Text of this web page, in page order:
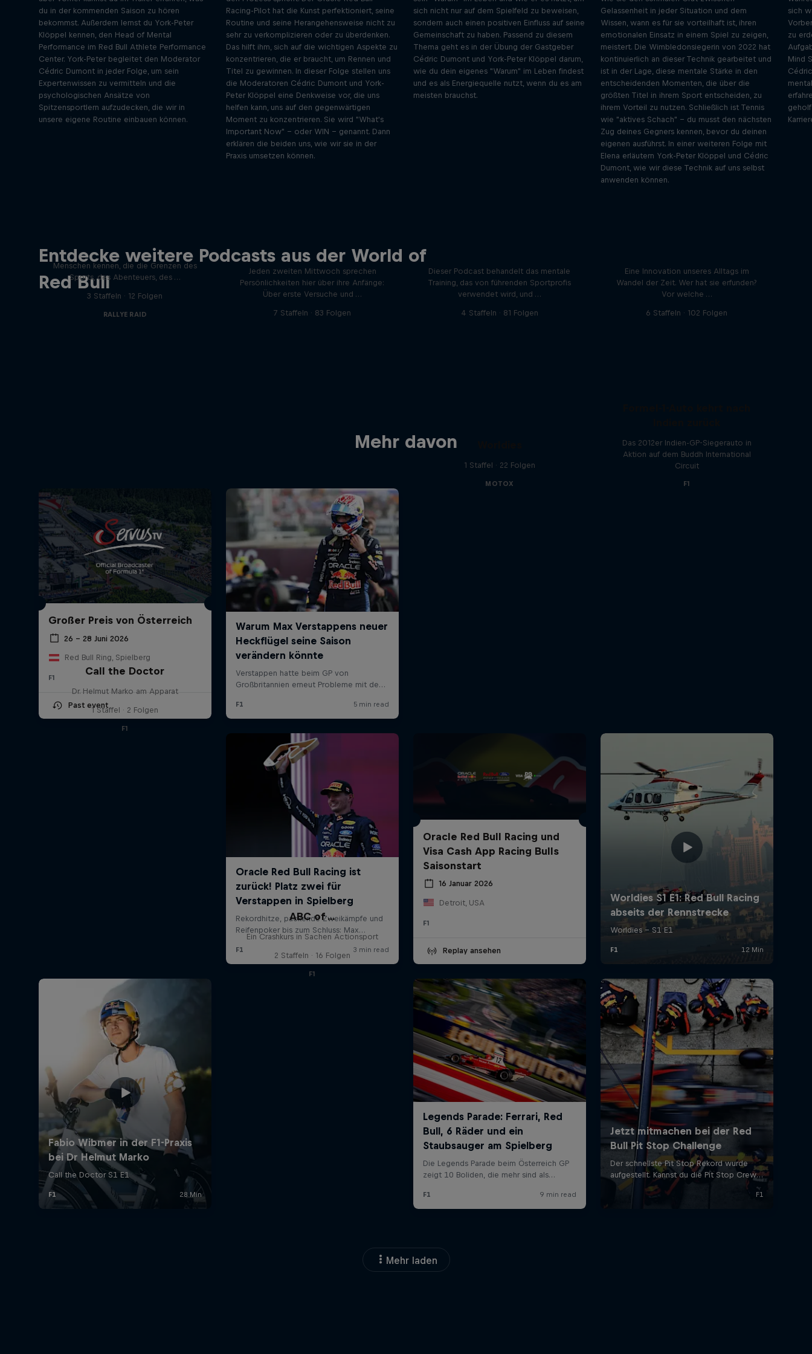
du in der kommenden Saison zu hören
bekommst. Außerdem lernst du York-Peter
Klöppel kennen, den Head of Mental
Performance im Red Bull Athlete Performance
Center. York-Peter begleitet den Moderator
Cédric Dumont in jeder Folge, um sein
Expertenwissen zu vermitteln und die
psychologischen Ansätze von
Spitzensportlern aufzudecken, die wir in
unsere eigene Routine einbauen können.
Racing-Pilot hat die Kunst perfektioniert, seine
Routine und seine Herangehensweise nicht zu
sehr zu verkomplizieren oder zu überdenken.
Das hilft ihm, sich auf die wichtigen Aspekte zu
konzentrieren, die er braucht, um Rennen und
Titel zu gewinnen. In dieser Folge stellen uns
die Moderatoren Cédric Dumont und York-
Peter Klöppel eine Denkweise vor, die uns
helfen kann, uns auf den gegenwärtigen
Moment zu konzentrieren. Sie wird "What's
Important Now" - oder WIN - genannt. Dann
erklären die beiden uns, wie wir sie in der
Praxis umsetzen können.
sich nicht nur auf dem Spielfeld zu beweisen,
sondern auch einen positiven Einfluss auf seine
Gemeinschaft zu haben. Passend zu diesem
Thema geht es in der Übung der Gastgeber
Cédric Dumont und York-Peter Klöppel darum,
wie du dein eigenes "Warum" im Leben findest
und es als Energiequelle nutzt, wenn du es am
meisten brauchst.
Gelassenheit in jeder Situation und dem
Wissen, wann es für sie vorteilhaft ist, ihren
emotionalen Einsatz in einem Spiel zu zeigen,
meistert. Die Wimbledonsiegerin von 2022 hat
kontinuierlich an dieser Technik gearbeitet und
ist in der Lage, diese mentale Stärke in den
entscheidenden Momenten, die über die
größten Titel in ihrem Sport entscheiden, zu
ihrem Vorteil zu nutzen. Schließlich ist Tennis
wie "aktives Schach" - du musst den nächsten
Zug deines Gegners kennen, bevor du deinen
eigenen ausführst. In einer weiteren Folge mit
Elena erläutern York-Peter Klöppel und Cédric
Dumont, wie wir diese Technik auf uns selbst
anwenden können.
sich
zu
Mind
Entdecke weitere Podcasts aus der World of
Red Bull
In diesem Podcast lernen wir die
Menschen kennen, die die Grenzen des
Sports, des Abenteuers, des …
3 Staffeln · 12 Folgen
RALLYE RAID
Mein erstes Mal
Jeden zweiten Mittwoch sprechen
Persönlichkeiten hier über ihre Anfänge:
Über erste Versuche und …
7 Staffeln · 83 Folgen
Dieser Podcast behandelt das mentale
Training, das von führenden Sportprofis
verwendet wird, und …
4 Staffeln · 81 Folgen
Eine Innovation unseres Alltags im
Wandel der Zeit. Wer hat sie erfunden?
Vor welche …
6 Staffeln · 102 Folgen
Mehr davon
Großer Preis von Österreich
26 – 28 Juni 2026
Red Bull Ring, Spielberg
F1
Past event
1 Staffel · 22 Folgen
MOTOX
Das 2012er Indien-GP-Siegerauto in
Aktion auf dem Buddh International
Circuit
F1
Call the Doctor
Dr. Helmut Marko am Apparat
1 Staffel · 2 Folgen
F1
Oracle Red Bull Racing und
Visa Cash App Racing Bulls
Saisonstart
16 Januar 2026
Detroit, USA
F1
Replay ansehen
ABC of ...
Ein Crashkurs in Sachen Actionsport
2 Staffeln · 16 Folgen
F1
Mehr laden